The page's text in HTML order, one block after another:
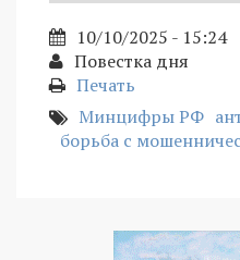
10/10/2025 - 15:24
Повестка дня
Печать
Минцифры РФ
борьба с